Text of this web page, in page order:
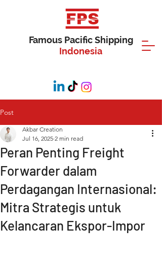
Famous Pacific Shipping
Indonesia
Post
Peran Penting Freight
Forwarder dalam
Perdagangan Internasional:
Mitra Strategis untuk
Kelancaran Ekspor-Impor
Akbar Creation
Jul 16, 2025 2 min read